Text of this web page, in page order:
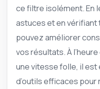
ce filtre isolément. En
astuces et en vérifiant
pouvez améliorer
vos résultats. À
une vitesse folle, il
d’outils efficaces